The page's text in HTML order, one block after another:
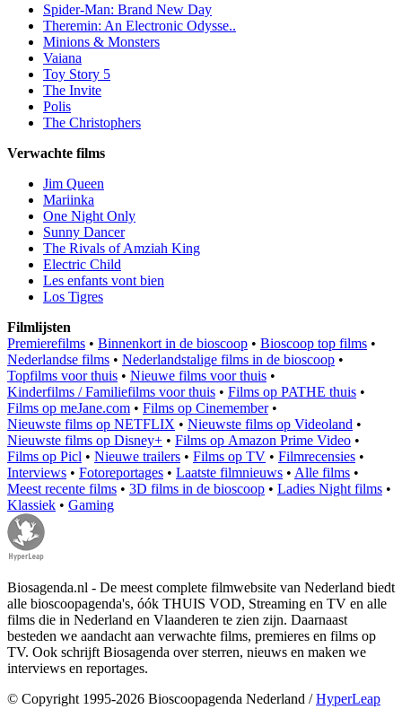
Spider-Man: Brand New Day
Theremin: An Electronic Odysse..
Minions & Monsters
Vaiana
Toy Story 5
The Invite
Polis
The Christophers
Verwachte films
Jim Queen
Mariinka
One Night Only
Sunny Dancer
The Rivals of Amziah King
Electric Child
Les enfants vont bien
Los Tigres
Filmlijsten
Premierefilms • Binnenkort in de bioscoop • Bioscoop top films •
Nederlandse films • Nederlandstalige films in de bioscoop •
Topfilms voor thuis • Nieuwe films voor thuis •
Kinderfilms / Familiefilms voor thuis • Films op PATHE thuis •
Films op meJane.com • Films op Cinemember•
Nieuwste films op NETFLIX • Nieuwste films op Videoland •
Nieuwste films op Disney+ • Films op Amazon Prime Video •
Films op Picl • Nieuwe trailers • Films op TV • Filmrecensies •
Interviews • Fotoreportages • Laatste filmnieuws • Alle films •
Meest recente films • 3D films in de bioscoop • Ladies Night films •
Klassiek • Gaming
Biosagenda.nl - De meest complete filmwebsite van Nederland biedt
alle bioscoopagenda's, óók THUIS VOD, Streaming en TV en alle
films die in Nederland en Vlaanderen te zien zijn. Daarnaast
besteden we aandacht aan verwachte films, premieres en films op
TV. Ook schrijft Biosagenda over sterren, nieuws en maken we
interviews en reportages.
© Copyright 1995-2026 Bioscoopagenda Nederland /HyperLeap